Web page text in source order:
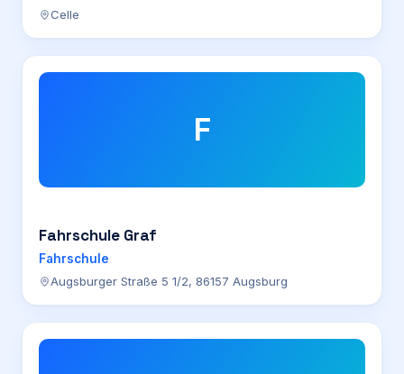
Celle
F
Fahrschule Graf
Fahrschule
Augsburger Straße 5 1/2, 86157 Augsburg